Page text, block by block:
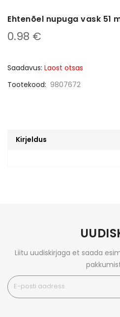
Ehtenõel nupuga vask 51
0.98 €
Saadavus: Laost otsas
Tootekood 9807672
Kirjeldus
Liitu uudiskirjaga et saada